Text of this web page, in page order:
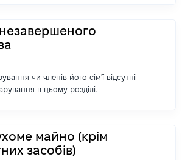
чи членів його сім'ї відсутні
в цьому розділі.
майно (крім
засобів)